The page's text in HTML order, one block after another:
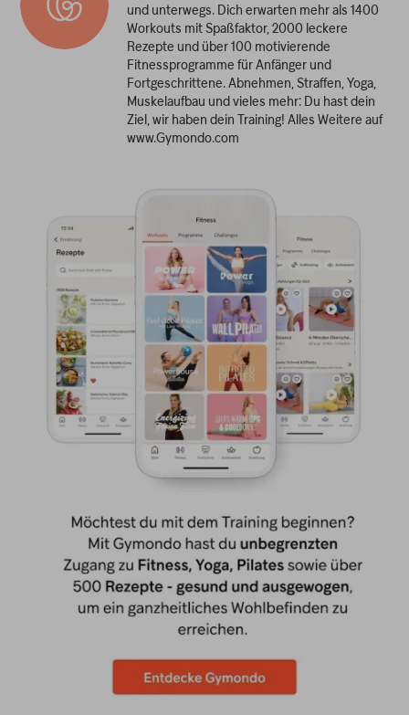
und unterwegs. Dich erwarten mehr als 1400
Workouts mit Spaßfaktor, 2000 leckere
Rezepte und über 100 motivierende
Fitnessprogramme für Anfänger und
Fortgeschrittene. Abnehmen, Straffen, Yoga,
Muskelaufbau und vieles mehr: Du hast dein
Ziel, wir haben dein Training! Alles Weitere auf
www.Gymondo.com